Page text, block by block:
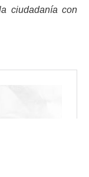
ciudadanía con